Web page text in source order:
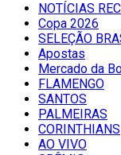
NOTÍCIAS
Copa 2026
SELEÇÃO
Apostas
Mercado da
FLAMENGO
SANTOS
PALMEIRAS
CORINTHIANS
AO VIVO